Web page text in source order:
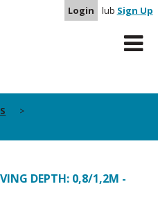
Login lub Sign Up
DEPTH: 0,8/1,2M -